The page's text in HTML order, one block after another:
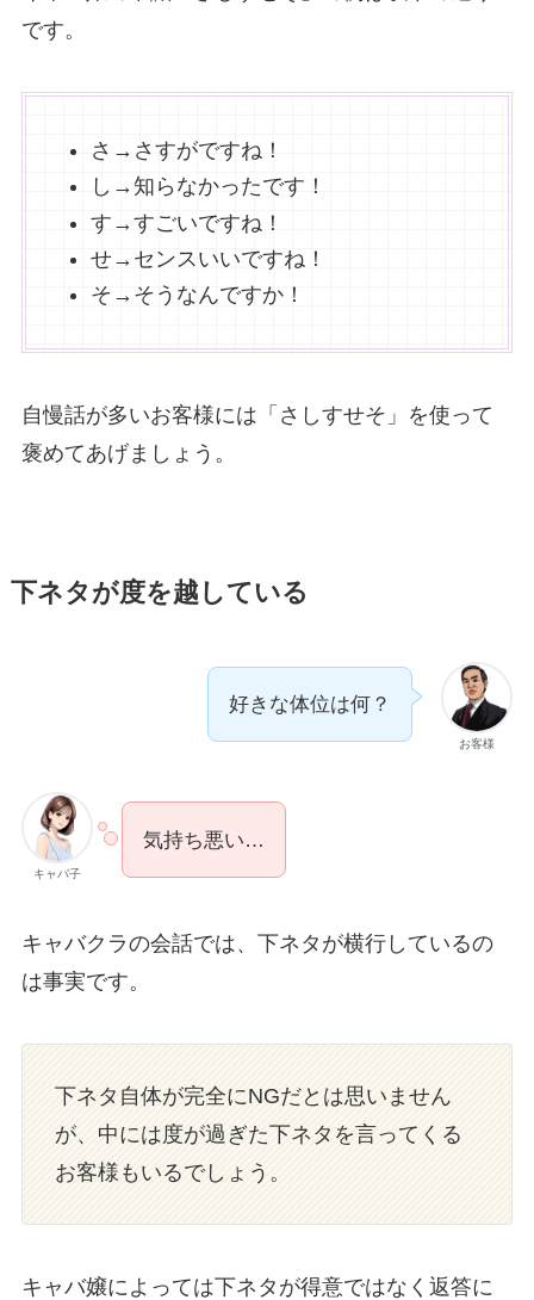
です。
さ→さすがですね！
し→知らなかったです！
す→すごいですね！
せ→センスいいですね！
そ→そうなんですか！
自慢話が多いお客様には「さしすせそ」を使って
褒めてあげましょう。
下ネタが度を越している
お客様
好きな体位は何？
キャバ子
気持ち悪い…
キャバクラの会話では、下ネタが横行しているの
は事実です。
下ネタ自体が完全にNGだとは思いません
が、中には度が過ぎた下ネタを言ってくる
お客様もいるでしょう。
キャバ嬢によっては下ネタが得意ではなく返答に